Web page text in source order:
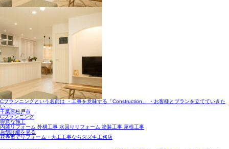
Cプランニングという名前は ・工事を意味する「Construction」 ・お客様とプランを立てていきた
い …
千葉県松戸市
Cプランニング
得意な施工
内装リフォーム 外構工事 水回りリフォーム 塗装工事 屋根工事
店舗詳細を見る
花巻市でリフォーム・大工工事ならスズキ工務店